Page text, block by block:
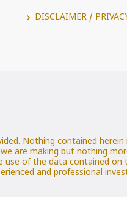
DISCLAIMER /
Nothing contained herein
are making but nothing
use of the data contained on
and professional